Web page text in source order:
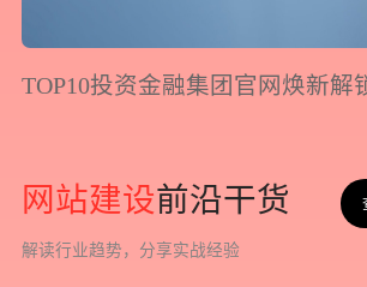
TOP10投资金融集团官网焕新解
网站建设前沿干货
查看更多内容
解读行业趋势 ， 分享实战经验